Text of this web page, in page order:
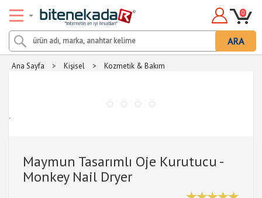
ARA
0
Ana Sayfa > Kişisel > Kozmetik & Bakım
.
Maymun Tasarımlı Oje Kurutucu -
Monkey Nail Dryer